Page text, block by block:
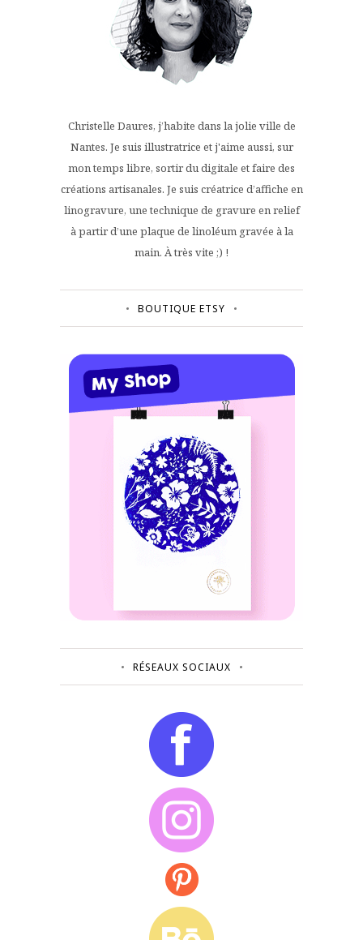
Christelle Daures, j’habite dans la jolie ville de
Nantes. Je suis illustratrice et j'aime aussi, sur
mon temps libre, sortir du digitale et faire des
créations artisanales. Je suis créatrice d’affiche en
linogravure, une technique de gravure en relief
à partir d’une plaque de linoléum gravée à la
main. À très vite ;) !
BOUTIQUE ETSY
RÉSEAUX SOCIAUX